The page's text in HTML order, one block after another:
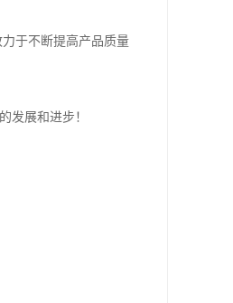
于不断提高产品质量
发展和进步！